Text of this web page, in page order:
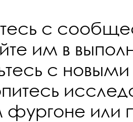
с
им в
с
фургоне или